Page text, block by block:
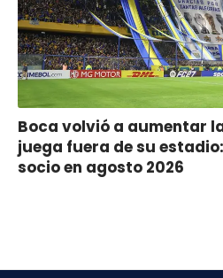
Boca volvió a aumentar
juega fuera de su
socio en agosto 2026